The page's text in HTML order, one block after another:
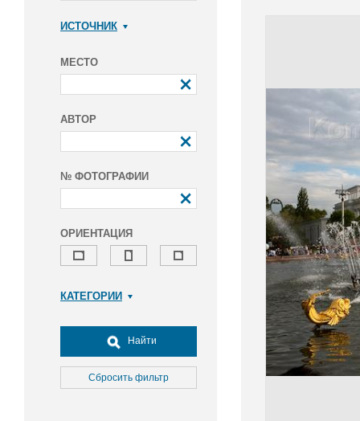
ИСТОЧНИК
МЕСТО
АВТОР
№ ФОТОГРАФИИ
ОРИЕНТАЦИЯ
КАТЕГОРИИ
Досуг, туризм и отдых
Культура
Медицина
Найти
Сбросить фильтр